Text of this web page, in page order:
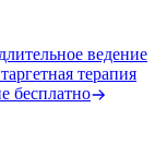
ведение
терапия
бесплатно